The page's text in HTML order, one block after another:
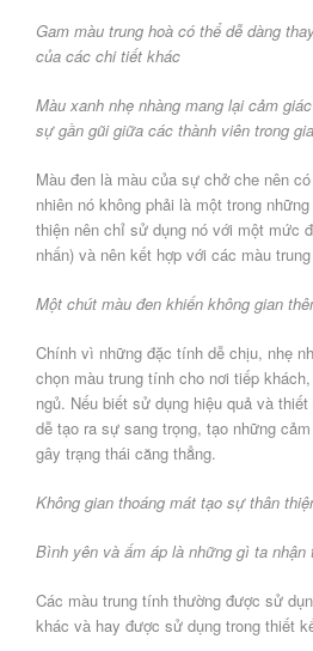
Gam màu trung hoà có thể dễ dàng
của các chi tiết khác
Màu xanh nhẹ nhàng mang lại cảm
sự gần gũi giữa các thành viên trong
Màu đen là màu của sự chở che nên
nhiên nó không phải là một trong
thiện nên chỉ sử dụng nó với một mức
nhấn) và nên kết hợp với các màu
Một chút màu đen khiến không gian
Chính vì những đặc tính dễ chịu, nhẹ
chọn màu trung tính cho nơi tiếp
ngủ. Nếu biết sử dụng hiệu quả và
dễ tạo ra sự sang trọng, tạo những
gây trạng thái căng thẳng.
Không gian thoáng mát tạo sự thân
Bình yên và ấm áp là những gì ta nhận
Các màu trung tính thường được sử
khác và hay được sử dụng trong thiết